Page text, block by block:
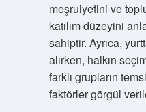
meşruiyetini ve
katılım düzeyini
sahiptir. Ayrıca,
alırken, halkın
farklı grupların
faktörler görgül